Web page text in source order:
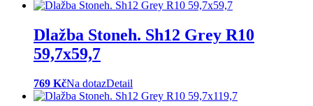
Dlažba Stoneh. Sh12 Grey R10
59,7x59,7
769 KčNa dotazDetail